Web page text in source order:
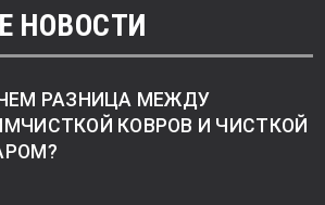
НОВОСТИ
РАЗНИЦА МЕЖДУ
КОВРОВ И ЧИСТКОЙ